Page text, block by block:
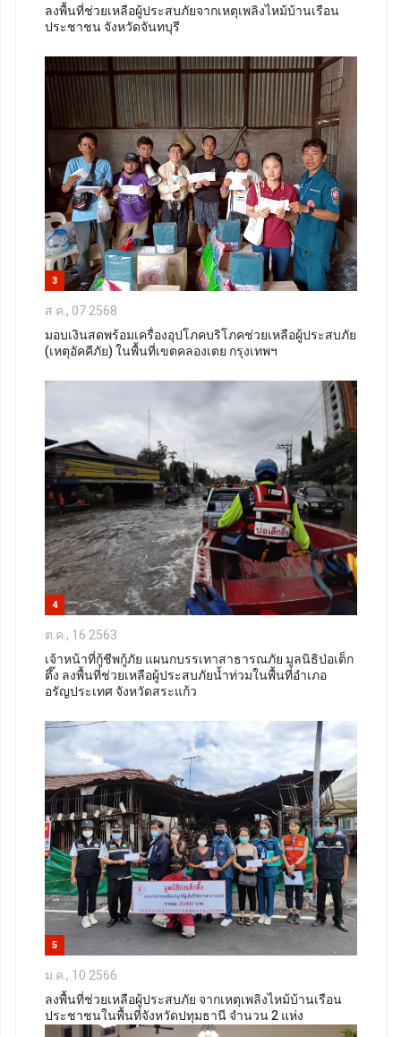
ลงพื้นที่ช่วยเหลือผู้ประสบภัยจากเหตุเพลิงไหม้บ้านเรือน
ประชาชน จังหวัดจันทบุรี
3
ส.ค., 07 2568
มอบเงินสดพร้อมเครื่องอุปโภคบริโภคช่วยเหลือผู้ประสบภัย
(เหตุอัคคีภัย) ในพื้นที่เขตคลองเตย กรุงเทพฯ
4
ต.ค., 16 2563
เจ้าหน้าที่กู้ชีพกู้ภัย แผนกบรรเทาสาธารณภัย มูลนิธิป่อเต็ก
ตึ๊ง ลงพื้นที่ช่วยเหลือผู้ประสบภัยน้ำท่วมในพื้นที่อำเภอ
อรัญประเทศ จังหวัดสระแก้ว
5
ม.ค., 10 2566
ลงพื้นที่ช่วยเหลือผู้ประสบภัย จากเหตุเพลิงไหม้บ้านเรือน
ประชาชนในพื้นที่จังหวัดปทุมธานี จำนวน 2 แห่ง